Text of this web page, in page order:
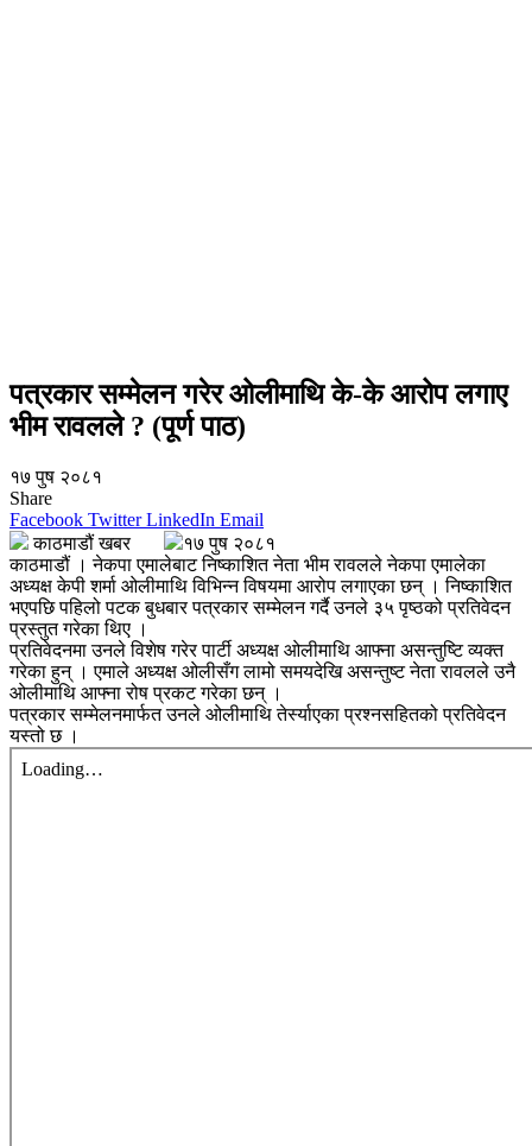
पत्रकार सम्मेलन गरेर ओलीमाथि के-के आरोप लगाए
भीम रावलले ? (पूर्ण पाठ)
१७ पुष २०८१
Share
Facebook Twitter LinkedIn Email
काठमाडौं खबर
१७ पुष २०८१
काठमाडौं । नेकपा एमालेबाट निष्काशित नेता भीम रावलले नेकपा एमालेका
अध्यक्ष केपी शर्मा ओलीमाथि विभिन्न विषयमा आरोप लगाएका छन् । निष्काशित
भएपछि पहिलो पटक बुधबार पत्रकार सम्मेलन गर्दै उनले ३५ पृष्ठको प्रतिवेदन
प्रस्तुत गरेका थिए ।
प्रतिवेदनमा उनले विशेष गरेर पार्टी अध्यक्ष ओलीमाथि आफ्ना असन्तुष्टि व्यक्त
गरेका हुन् । एमाले अध्यक्ष ओलीसँग लामो समयदेखि असन्तुष्ट नेता रावलले उनै
ओलीमाथि आफ्ना रोष प्रकट गरेका छन् ।
पत्रकार सम्मेलनमार्फत उनले ओलीमाथि तेर्स्याएका प्रश्नसहितको प्रतिवेदन
यस्तो छ ।